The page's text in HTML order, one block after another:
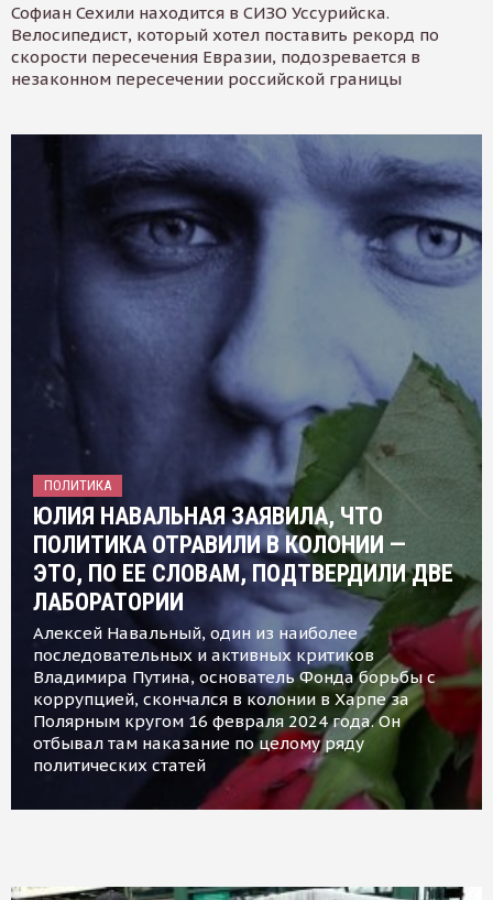
Софиан Сехили находится в СИЗО Уссурийска.
Велосипедист, который хотел поставить рекорд по
скорости пересечения Евразии, подозревается в
незаконном пересечении российской границы
ПОЛИТИКА
ЮЛИЯ НАВАЛЬНАЯ ЗАЯВИЛА, ЧТО
ПОЛИТИКА ОТРАВИЛИ В КОЛОНИИ —
ЭТО, ПО ЕЕ СЛОВАМ, ПОДТВЕРДИЛИ ДВЕ
ЛАБОРАТОРИИ
Алексей Навальный, один из наиболее
последовательных и активных критиков
Владимира Путина, основатель Фонда борьбы с
коррупцией, скончался в колонии в Харпе за
Полярным кругом 16 февраля 2024 года. Он
отбывал там наказание по целому ряду
политических статей